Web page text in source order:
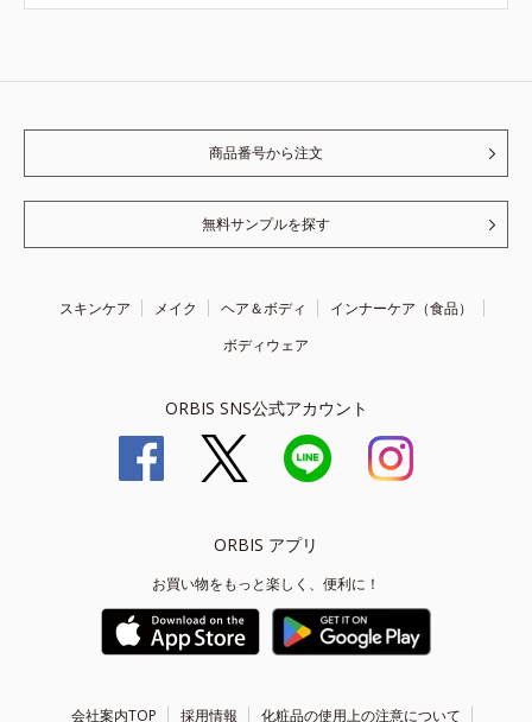
商品番号から注文
無料サンプルを探す
スキンケア メイク ヘア＆ボディ
インナーケア（食品）
ボディウェア
ORBIS SNS公式アカウント
ORBIS アプリ
お買い物をもっと楽しく、便利に！
会社案内TOP 採用情報 化粧品の使用上の注意について